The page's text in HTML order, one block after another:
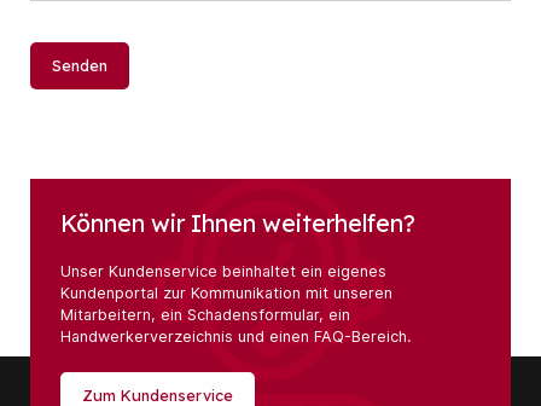
Können wir Ihnen weiterhelfen?
Unser Kundenservice beinhaltet ein eigenes
Kundenportal zur Kommunikation mit unseren
Mitarbeitern, ein Schadensformular, ein
Handwerkerverzeichnis und einen FAQ-Bereich.
Zum Kundenservice